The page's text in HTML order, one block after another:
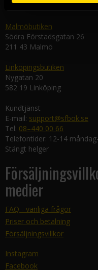
411 19 Göteborg
Malmöbutiken
Södra Förstadsgatan 26
211 43 Malmö
Linköpingsbutiken
Nygatan 20
582 19 Linköping
Kundtjänst
E-mail: support@sfbok.se
Tel: 08–440 00 66
Telefontider: 12-14
Stängt helger
medier
FAQ - vanliga frågor
Priser och betalning
Försäljningsvillkor
Instagram
Facebook